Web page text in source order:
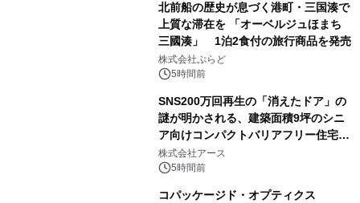
北前船の歴史が息づく港町・三国湊で
上質な滞在を 「オーベルジュほまち
三國湊」 1泊2食付の旅行商品を発売
株式会社ぷらど
5時間前
SNS200万回再生の「消えたドア」の
謎が明かされる、建築面積9坪のシニ
ア向けコンパクトバリアフリー住宅が
誕生
株式会社アース
5時間前
コパッケージド・オプティクス